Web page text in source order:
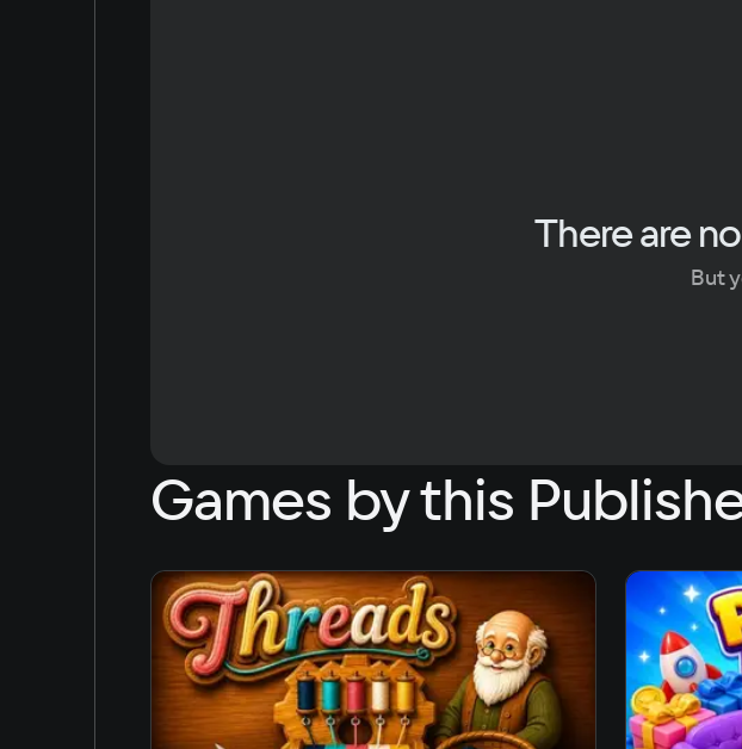
There are
But
Games by this